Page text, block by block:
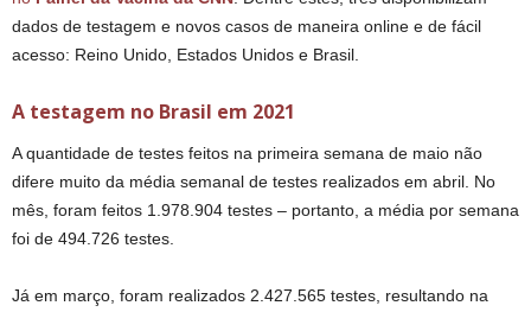
dados de testagem e novos casos de maneira online e de fácil
acesso: Reino Unido, Estados Unidos e Brasil.
A testagem no Brasil em 2021
A quantidade de testes feitos na primeira semana de maio não
difere muito da média semanal de testes realizados em abril. No
mês, foram feitos 1.978.904 testes – portanto, a média por semana
foi de 494.726 testes.
Já em março, foram realizados 2.427.565 testes, resultando na